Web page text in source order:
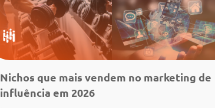
Nichos que mais vendem no marketing de
influência em 2026